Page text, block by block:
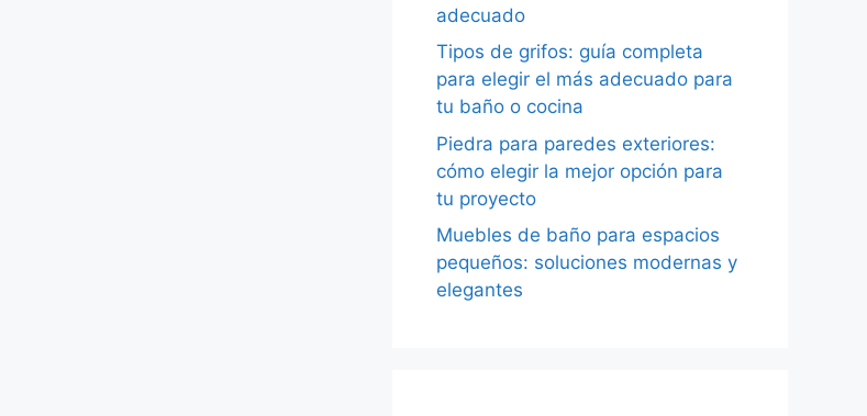
adecuado
Tipos de grifos: guía completa
para elegir el más adecuado para
tu baño o cocina
Piedra para paredes exteriores:
cómo elegir la mejor opción para
tu proyecto
Muebles de baño para espacios
pequeños: soluciones modernas y
elegantes